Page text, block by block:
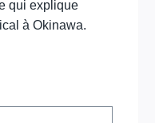
qui explique
à Okinawa.